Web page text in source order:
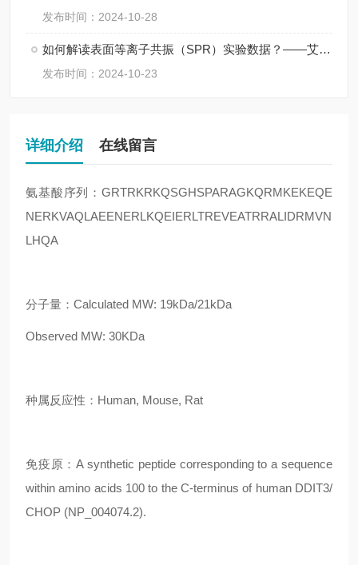
发布时间：2024-10-28
如何解读表面等离子共振（SPR）实验数据？——艾柏森生物
发布时间：2024-10-23
详细介绍 在线留言
氨基酸序列：GRTRKRKQSGHSPARAGKQRMKEKEQE
NERKVAQLAEENERLKQEIERLTREVEATRRALIDRMVN
LHQA
分子量：Calculated MW: 19kDa/21kDa
Observed MW: 30KDa
种属反应性：Human, Mouse, Rat
免疫原：A synthetic peptide corresponding to a sequence
within amino acids 100 to the C-terminus of human DDIT3/
CHOP (NP_004074.2).